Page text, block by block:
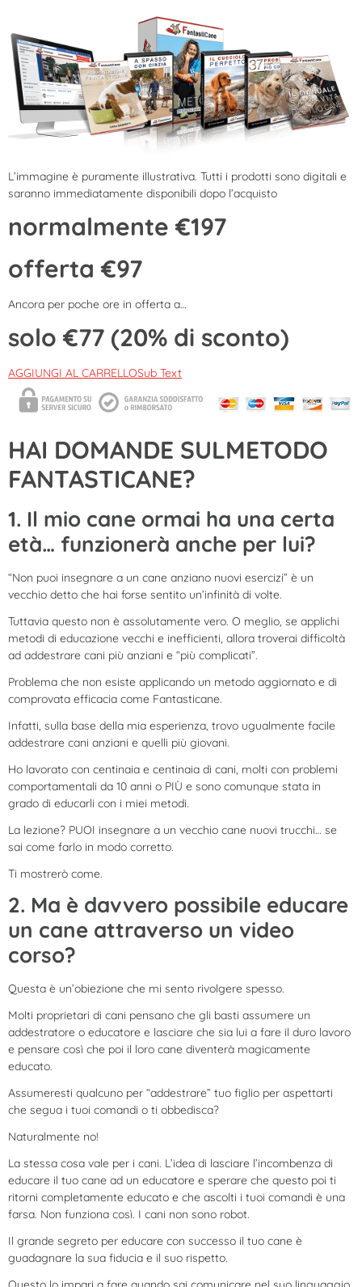
L’immagine è puramente illustrativa. Tutti i prodotti sono digitali e
saranno immediatamente disponibili dopo l’acquisto
normalmente €197
offerta €97
Ancora per poche ore in offerta a…
solo €77 (20% di sconto)
AGGIUNGI AL CARRELLOSub Text
HAI DOMANDE SULMETODO
FANTASTICANE?
1. Il mio cane ormai ha una certa
età… funzionerà anche per lui?
“Non puoi insegnare a un cane anziano nuovi esercizi” è un
vecchio detto che hai forse sentito un’infinità di volte.
Tuttavia questo non è assolutamente vero. O meglio, se applichi
metodi di educazione vecchi e inefficienti, allora troverai difficoltà
ad addestrare cani più anziani e “più complicati”.
Problema che non esiste applicando un metodo aggiornato e di
comprovata efficacia come Fantasticane.
Infatti, sulla base della mia esperienza, trovo ugualmente facile
addestrare cani anziani e quelli più giovani.
Ho lavorato con centinaia e centinaia di cani, molti con problemi
comportamentali da 10 anni o PIÙ e sono comunque stata in
grado di educarli con i miei metodi.
La lezione? PUOI insegnare a un vecchio cane nuovi trucchi… se
sai come farlo in modo corretto.
Ti mostrerò come.
2. Ma è davvero possibile educare
un cane attraverso un video
corso?
Questa è un’obiezione che mi sento rivolgere spesso.
Molti proprietari di cani pensano che gli basti assumere un
addestratore o educatore e lasciare che sia lui a fare il duro lavoro
e pensare così che poi il loro cane diventerà magicamente
educato.
Assumeresti qualcuno per “addestrare” tuo figlio per aspettarti
che segua i tuoi comandi o ti obbedisca?
Naturalmente no!
La stessa cosa vale per i cani. L’idea di lasciare l’incombenza di
educare il tuo cane ad un educatore e sperare che questo poi ti
ritorni completamente educato e che ascolti i tuoi comandi è una
farsa. Non funziona così. I cani non sono robot.
Il grande segreto per educare con successo il tuo cane è
guadagnare la sua fiducia e il suo rispetto.